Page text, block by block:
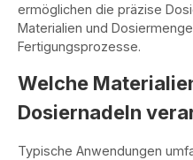
ermöglichen die präzise
Materialien und
Fertigungsprozesse.
Welche
Dosiernadeln
Typische Anwendungen